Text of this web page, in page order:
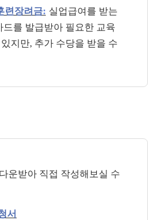
련장려금: 실업급여를 받는
를 발급받아 필요한 교육
지만, 추가 수당을 받을 수
운받아 직접 작성해보실 수
서